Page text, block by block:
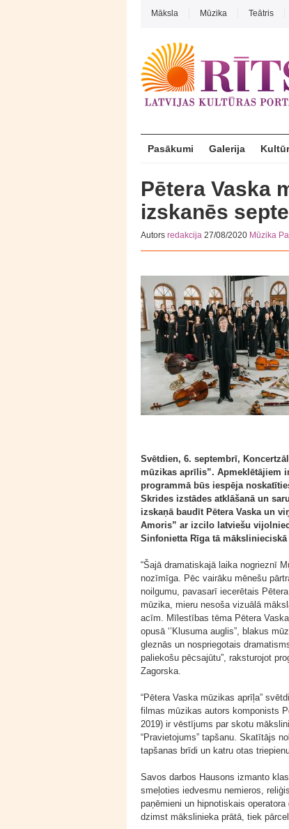
Māksla Mūzika Teātris
Pasākumi Galerija
Pētera Vaska
izskanēs
Autors redakcija 27/08/2020 Mūzika
Svētdien, 6. septembrī,
mūzikas aprīlis”. Apmeklētājiem
programmā būs iespēja
Skrides izstādes atklāšanā un
izskaņā baudīt Pētera Vaska un
Amoris” ar izcilo latviešu
Sinfonietta Rīga tā
“Šajā dramatiskajā laika nogrieznī
nozīmīga. Pēc vairāku mēnešu
noilgumu, pavasarī iecerētais
mūzika, mieru nesoša vizuālā
acīm. Mīlestības tēma Pētera
opusā ‘’Klusuma auglis”, blakus
gleznās un nospriegotais
paliekošu pēcsajūtu”, raksturojot
Zagorska.
“Pētera Vaska mūzikas aprīļa”
filmas mūzikas autors komponists
2019) ir vēstījums par skotu
“Pravietojums” tapšanu. Skatītājs
tapšanas brīdi un katru otas
Savos darbos Hausons izmanto
smeļoties iedvesmu nemieros,
paņēmieni un hipnotiskais
dzimst mākslinieka prātā, tiek